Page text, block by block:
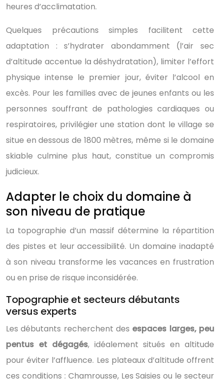
heures d’acclimatation.
Quelques précautions simples facilitent cette
adaptation : s’hydrater abondamment (l’air sec
d’altitude accentue la déshydratation), limiter l’effort
physique intense le premier jour, éviter l’alcool en
excès. Pour les familles avec de jeunes enfants ou les
personnes souffrant de pathologies cardiaques ou
respiratoires, privilégier une station dont le village se
situe en dessous de 1800 mètres, même si le domaine
skiable culmine plus haut, constitue un compromis
judicieux.
Adapter le choix du domaine à
son niveau de pratique
La topographie d’un massif détermine la répartition
des pistes et leur accessibilité. Un domaine inadapté
à son niveau transforme les vacances en frustration
ou en prise de risque inconsidérée.
Topographie et secteurs débutants
versus experts
Les débutants recherchent des espaces larges, peu
pentus et dégagés, idéalement situés en altitude
pour éviter l’affluence. Les plateaux d’altitude offrent
ces conditions : Chamrousse, Les Saisies ou le secteur